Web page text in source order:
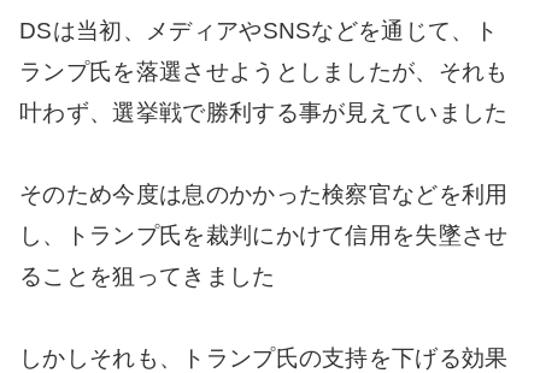
DSは当初、メディアやSNSなどを通じて、ト
ランプ氏を落選させようとしましたが、それも
叶わず、選挙戦で勝利する事が見えていました
そのため今度は息のかかった検察官などを利用
し、トランプ氏を裁判にかけて信用を失墜させ
ることを狙ってきました
しかしそれも、トランプ氏の支持を下げる効果